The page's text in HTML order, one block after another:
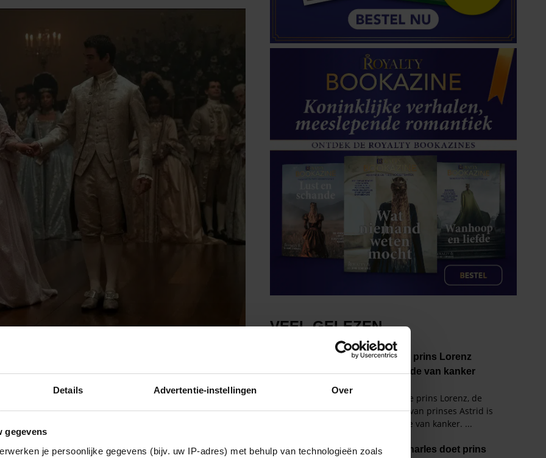
Details Advertentie-instellingen Over
gegevens
je persoonlijke gegevens (bijv. uw IP-adres) met behulp van technologieën zoals
onopgemerkt blijft, ook is geïnspireerd op een echt
Imhangbe). Het personage van Will is geïnspireerd door
bekend alsThe Black Terror. In seizoen 1 werd hij
hertog Simon Basset. In seizoen 2 verliet hij de ring
een drankje dronken. Bill’s verhaal had echter nog